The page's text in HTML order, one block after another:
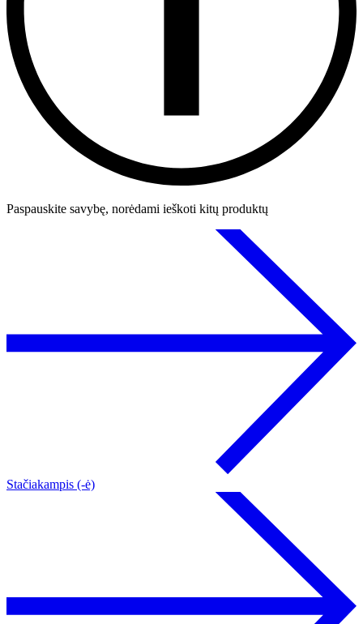
Paspauskite savybę, norėdami ieškoti kitų produktų
Stačiakampis (-ė)